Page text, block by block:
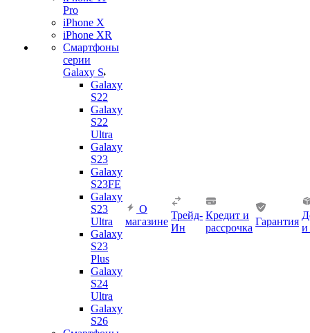
Pro
iPhone X
iPhone XR
Смартфоны
серии
Galaxy S
Galaxy
S22
Galaxy
S22
Ultra
Galaxy
S23
Galaxy
S23FE
Galaxy
S23
Ultra
Galaxy
S23
Plus
Galaxy
S24
Ultra
Galaxy
S26
О
магазине
Трейд-
Ин
Кредит и
рассрочка
Гарантия
и